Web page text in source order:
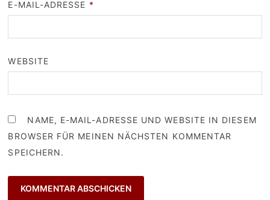
E-MAIL-ADRESSE *
WEBSITE
NAME, E-MAIL-ADRESSE UND WEBSITE IN DIESEM
BROWSER FÜR MEINEN NÄCHSTEN KOMMENTAR
SPEICHERN.